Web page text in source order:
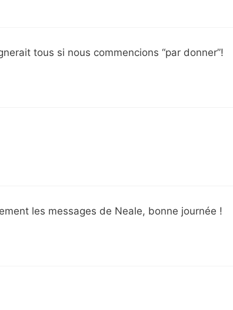
tous si nous commencions “par donner”!
les messages de Neale, bonne journée !